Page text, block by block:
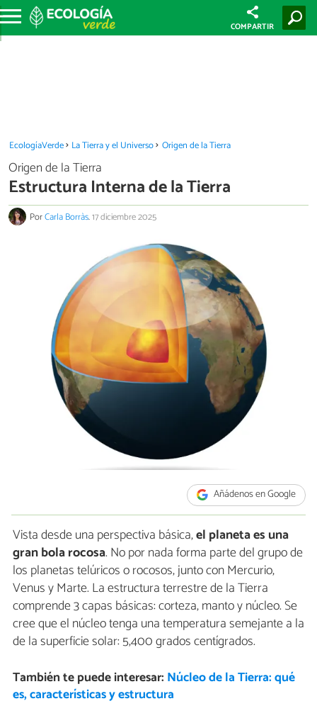
COMPARTIR
EcologíaVerde La Tierra y el Universo Origen de la Tierra
Origen de la Tierra
Estructura Interna de la Tierra
PorCarla Borràs.17 diciembre 2025
Añádenos en Google
Vista desde una perspectiva básica,el planeta es una
gran bola rocosa. No por nada forma parte del grupo de
los planetas telúricos o rocosos, junto con Mercurio,
Venus y Marte. La estructura terrestre de la Tierra
comprende 3 capas básicas: corteza, manto y núcleo. Se
cree que el núcleo tenga una temperatura semejante a la
de la superficie solar: 5,400 grados centígrados.
También te puede interesar: Núcleo de la Tierra: qué
es, características y estructura